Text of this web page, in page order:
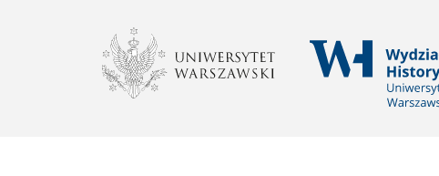
WYDZIAŁ